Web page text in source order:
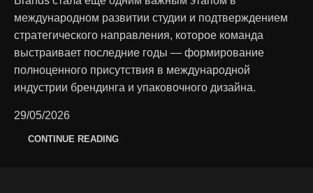
международном развитии студии и подтверждением
стратегического направления, которое команда
выстраивает последние годы — формирование
полноценного присутствия в международной
индустрии брендинга и упаковочного дизайна.
29/05/2026
CONTINUE READING